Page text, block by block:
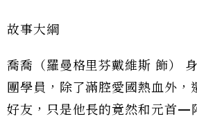
故事大綱
喬喬（羅曼格里芬戴維斯 飾）
團學員，除了滿腔愛國熱血外，
好友，只是他長的竟然和元首—